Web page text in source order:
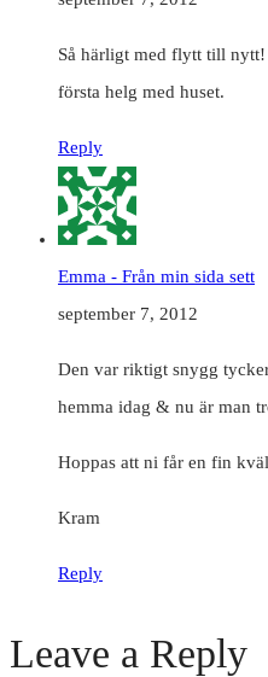
Så härligt med flytt till
första helg med huset.
Reply
Emma - Från min sida sett
september 7, 2012
Den var riktigt snygg
hemma idag & nu är man
Hoppas att ni får en fin
Kram
Reply
Leave a Reply